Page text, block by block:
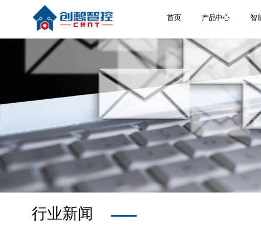
首页 产品中心
焊缝跟踪
激光位移
焊接相机
空间定位
其他产品
智
行业新闻